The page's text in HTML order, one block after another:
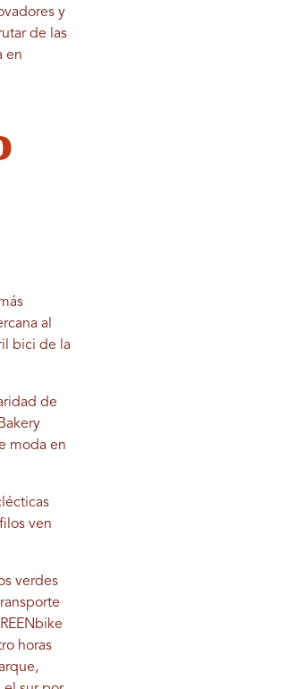
y
de las
en
al
bici de la
de
moda en
ven
verdes
horas